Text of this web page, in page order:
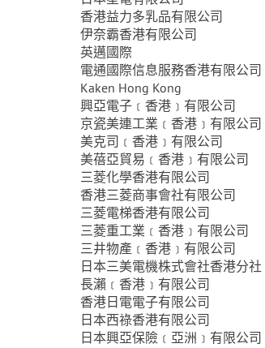
香港益力多乳品有限公司
伊奈霸香港有限公司
英邁國際
電通國際信息服務香港有限公司
Kaken Hong Kong
興亞電子﹝香港﹞有限公司
京瓷美連工業﹝香港﹞有限公司
美克司﹝香港﹞有限公司
美蓓亞貿易﹝香港﹞有限公司
三菱化學香港有限公司
香港三菱商事會社有限公司
三菱電梯香港有限公司
三菱重工業﹝香港﹞有限公司
三井物產﹝香港﹞有限公司
日本三美電機株式會社香港分社
長瀨﹝香港﹞有限公司
香港日電電子有限公司
日本西祿香港有限公司
日本興亞保險﹝亞洲﹞有限公司